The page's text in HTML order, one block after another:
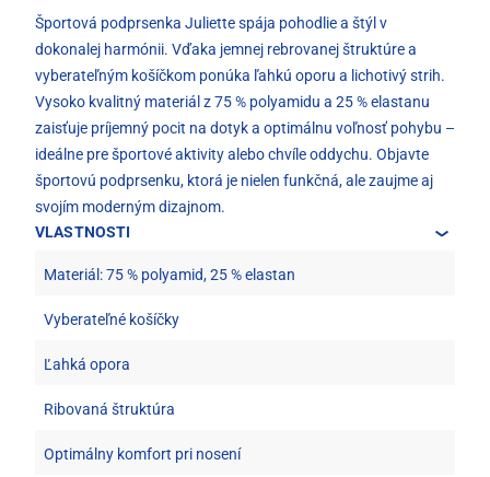
Športová podprsenka Juliette spája pohodlie a štýl v
dokonalej harmónii. Vďaka jemnej rebrovanej štruktúre a
vyberateľným košíčkom ponúka ľahkú oporu a lichotivý strih.
Vysoko kvalitný materiál z 75 % polyamidu a 25 % elastanu
zaisťuje príjemný pocit na dotyk a optimálnu voľnosť pohybu –
ideálne pre športové aktivity alebo chvíle oddychu. Objavte
športovú podprsenku, ktorá je nielen funkčná, ale zaujme aj
svojím moderným dizajnom.
VLASTNOSTI
Materiál: 75 % polyamid, 25 % elastan
Vyberateľné košíčky
Ľahká opora
Ribovaná štruktúra
Optimálny komfort pri nosení